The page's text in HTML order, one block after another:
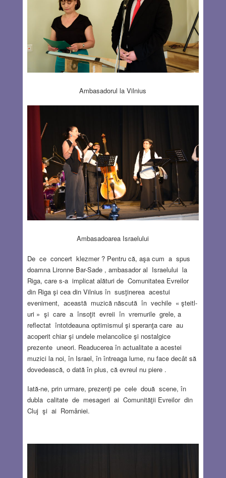
Ambasadorul la Vilnius
Ambasadoarea Israelului
De ce concert klezmer ? Pentru că, aşa cum a spus
doamna Lironne Bar-Sade , ambasador al Israelului la
Riga, care s-a implicat alături de Comunitatea Evreilor
din Riga şi cea din Vilnius în susţinerea acestui
eveniment, această muzică născută în vechile « şteitl-
uri » şi care a însoţit evreii în vremurile grele, a
reflectat întotdeauna optimismul şi speranţa care au
acoperit chiar şi undele melancolice şi nostalgice
prezente uneori. Readucerea în actualitate a acestei
muzici la noi, în Israel, în întreaga lume, nu face decât să
dovedească, o dată în plus, că evreul nu piere .
Iată-ne, prin urmare, prezenţi pe cele două scene, în
dubla calitate de mesageri ai Comunităţii Evreilor din
Cluj şi ai României.